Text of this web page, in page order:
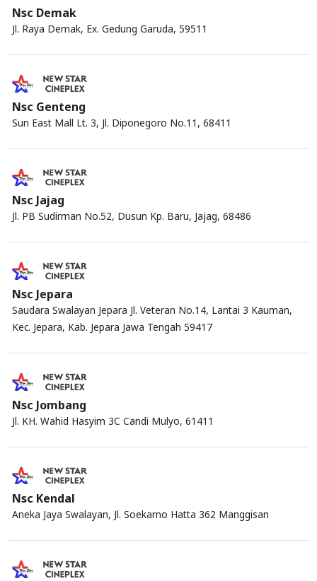
Nsc Demak
Jl. Raya Demak, Ex. Gedung Garuda, 59511
Nsc Genteng
Sun East Mall Lt. 3, Jl. Diponegoro No.11, 68411
Nsc Jajag
Jl. PB Sudirman No.52, Dusun Kp. Baru, Jajag, 68486
Nsc Jepara
Saudara Swalayan Jepara Jl. Veteran No.14, Lantai 3 Kauman,
Kec. Jepara, Kab. Jepara Jawa Tengah 59417
Nsc Jombang
Jl. KH. Wahid Hasyim 3C Candi Mulyo, 61411
Nsc Kendal
Aneka Jaya Swalayan, Jl. Soekarno Hatta 362 Manggisan